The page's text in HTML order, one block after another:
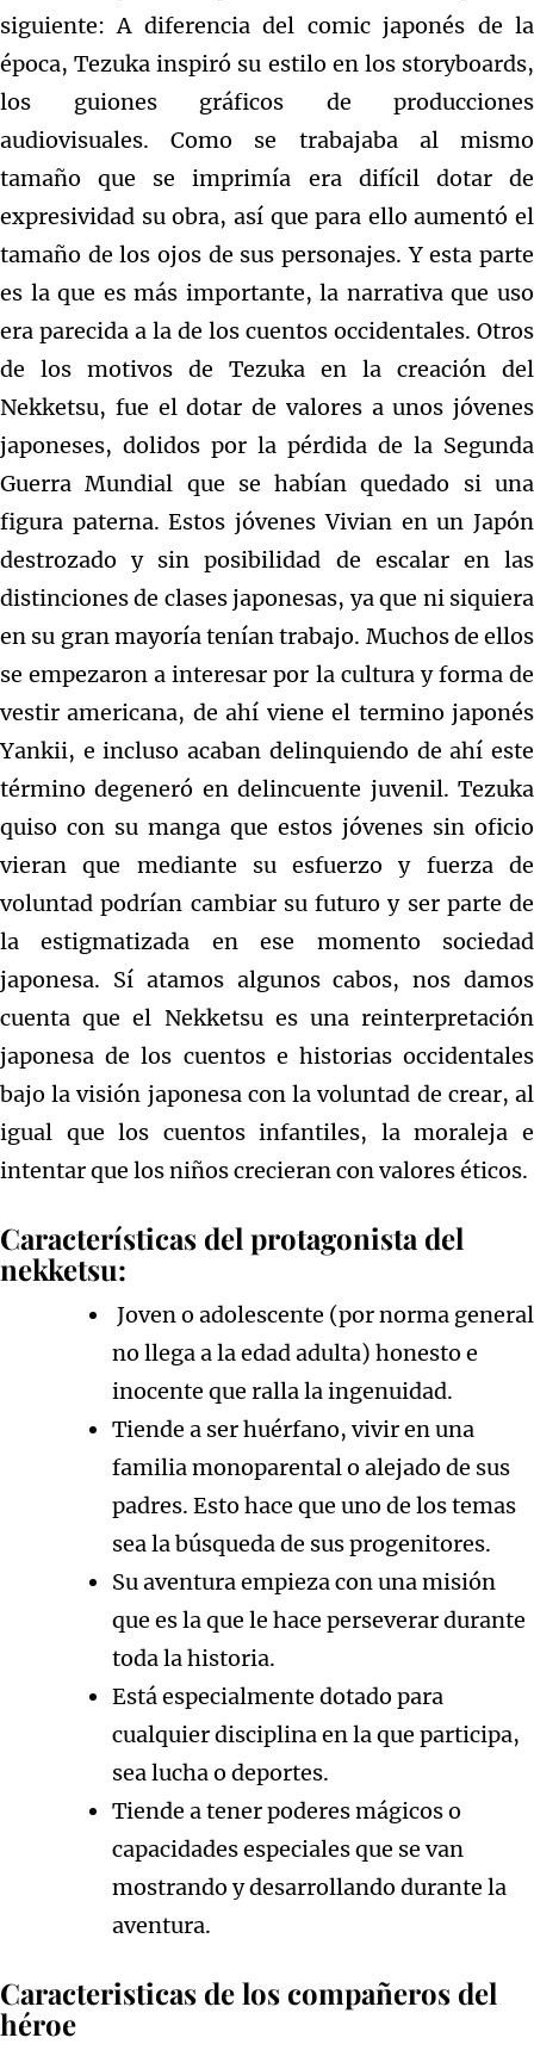
siguiente: A diferencia del comic japonés de la
época, Tezuka inspiró su estilo en los storyboards,
los guiones gráficos de producciones
audiovisuales. Como se trabajaba al mismo
tamaño que se imprimía era difícil dotar de
expresividad su obra, así que para ello aumentó el
tamaño de los ojos de sus personajes. Y esta parte
es la que es más importante, la narrativa que uso
era parecida a la de los cuentos occidentales. Otros
de los motivos de Tezuka en la creación del
Nekketsu, fue el dotar de valores a unos jóvenes
japoneses, dolidos por la pérdida de la Segunda
Guerra Mundial que se habían quedado si una
figura paterna. Estos jóvenes Vivian en un Japón
destrozado y sin posibilidad de escalar en las
distinciones de clases japonesas, ya que ni siquiera
en su gran mayoría tenían trabajo. Muchos de ellos
se empezaron a interesar por la cultura y forma de
vestir americana, de ahí viene el termino japonés
Yankii, e incluso acaban delinquiendo de ahí este
término degeneró en delincuente juvenil. Tezuka
quiso con su manga que estos jóvenes sin oficio
vieran que mediante su esfuerzo y fuerza de
voluntad podrían cambiar su futuro y ser parte de
la estigmatizada en ese momento sociedad
japonesa. Sí atamos algunos cabos, nos damos
cuenta que el Nekketsu es una reinterpretación
japonesa de los cuentos e historias occidentales
bajo la visión japonesa con la voluntad de crear, al
igual que los cuentos infantiles, la moraleja e
intentar que los niños crecieran con valores éticos.
Características del protagonista del
nekketsu:
Joven o adolescente (por norma general
no llega a la edad adulta) honesto e
inocente que ralla la ingenuidad.
Tiende a ser huérfano, vivir en una
familia monoparental o alejado de sus
padres. Esto hace que uno de los temas
sea la búsqueda de sus progenitores.
Su aventura empieza con una misión
que es la que le hace perseverar durante
toda la historia.
Está especialmente dotado para
cualquier disciplina en la que participa,
sea lucha o deportes.
Tiende a tener poderes mágicos o
capacidades especiales que se van
mostrando y desarrollando durante la
aventura.
Caracteristicas de los compañeros del
héroe